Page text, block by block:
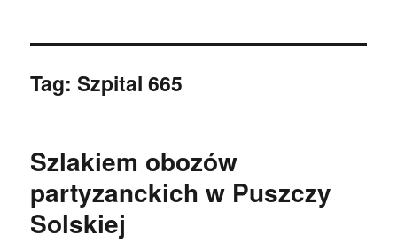
Tag:Szpital 665
Szlakiem obozów
partyzanckich w Puszczy
Solskiej